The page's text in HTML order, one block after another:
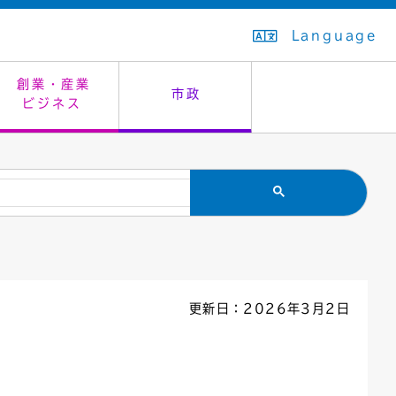
Language
創業・産業
ビジネス
市政
生活排水
市民安全
教育委員会
入学式・卒業式
救急・夜間診療
感染症
施設予約（まつぼっくり）
はたちの集い
指定管理者制度
公共事業の技術監理
議会
オープンデータ
更新日：2026年3月2日